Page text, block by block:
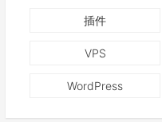
插件
VPS
WordPress